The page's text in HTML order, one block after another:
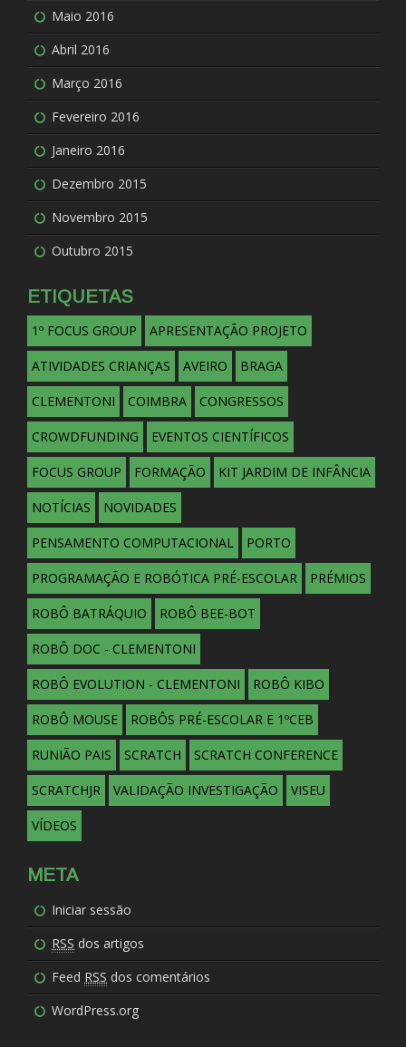
Maio 2016
Abril 2016
Março 2016
Fevereiro 2016
Janeiro 2016
Dezembro 2015
Novembro 2015
Outubro 2015
ETIQUETAS
1º FOCUS GROUP APRESENTAÇÃO PROJETO
ATIVIDADES CRIANÇAS AVEIRO BRAGA
CLEMENTONI COIMBRA CONGRESSOS
CROWDFUNDING EVENTOS CIENTÍFICOS
FOCUS GROUP FORMAÇÃO KIT JARDIM DE INFÂNCIA
NOTÍCIAS NOVIDADES
PENSAMENTO COMPUTACIONAL PORTO
PROGRAMAÇÃO E ROBÓTICA PRÉ-ESCOLAR PRÉMIOS
ROBÔ BATRÁQUIO ROBÔ BEE-BOT
ROBÔ DOC - CLEMENTONI
ROBÔ EVOLUTION - CLEMENTONI ROBÔ KIBO
ROBÔ MOUSE ROBÔS PRÉ-ESCOLAR E 1ºCEB
RUNIÃO PAIS SCRATCH SCRATCH CONFERENCE
SCRATCHJR VALIDAÇÃO INVESTIGAÇÃO VISEU
VÍDEOS
META
Iniciar sessão
RSS dos artigos
Feed RSS dos comentários
WordPress.org